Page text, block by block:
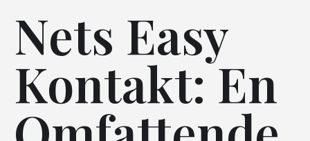
Nets Easy
Kontakt: En